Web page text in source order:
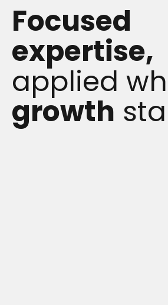
Focused
expertise,
applied wh
growth sta